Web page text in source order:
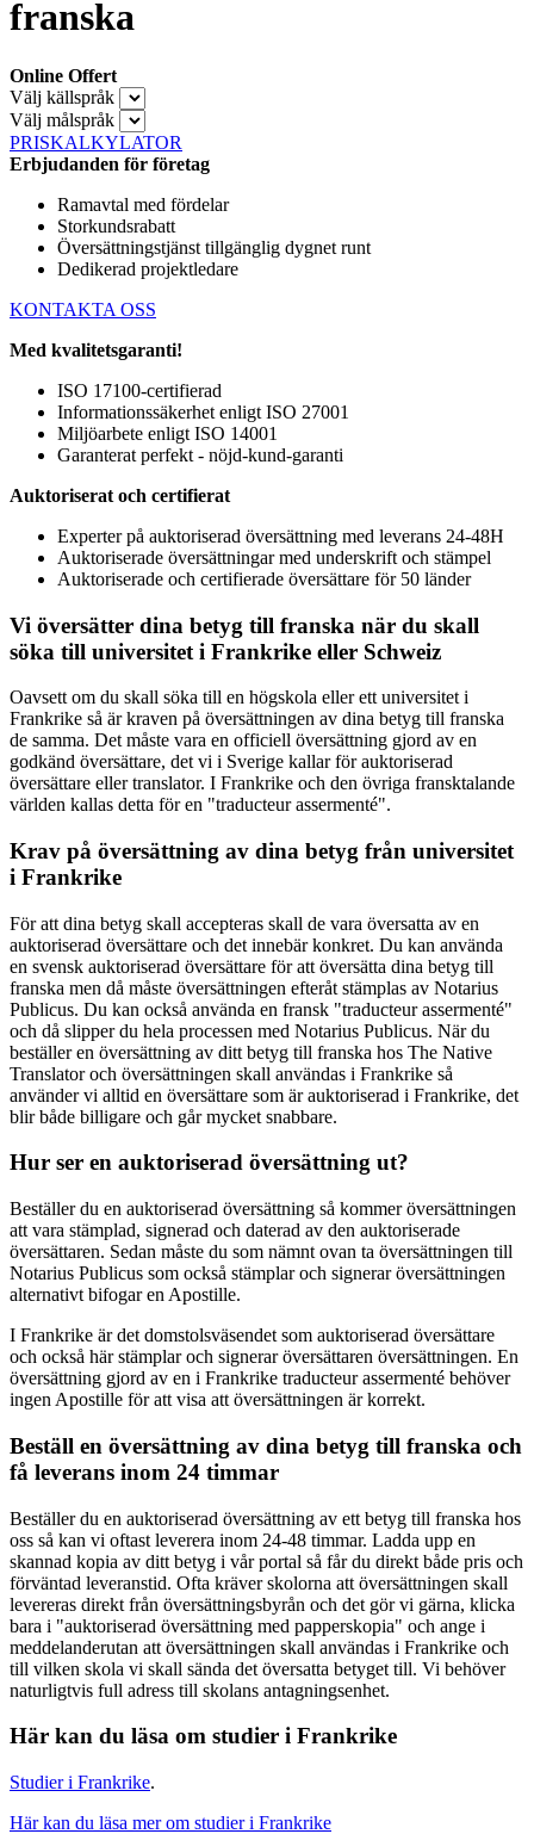
franska
Online Offert
Välj källspråk
Välj målspråk
PRISKALKYLATOR
Erbjudanden för företag
Ramavtal med fördelar
Storkundsrabatt
Översättningstjänst tillgänglig dygnet runt
Dedikerad projektledare
KONTAKTA OSS
Med kvalitetsgaranti!
ISO 17100-certifierad
Informationssäkerhet enligt ISO 27001
Miljöarbete enligt ISO 14001
Garanterat perfekt - nöjd-kund-garanti
Auktoriserat och certifierat
Experter på auktoriserad översättning med leverans 24-48H
Auktoriserade översättningar med underskrift och stämpel
Auktoriserade och certifierade översättare för 50 länder
Vi översätter dina betyg till franska när du skall
söka till universitet i Frankrike eller Schweiz
Oavsett om du skall söka till en högskola eller ett universitet i
Frankrike så är kraven på översättningen av dina betyg till franska
de samma. Det måste vara en officiell översättning gjord av en
godkänd översättare, det vi i Sverige kallar för auktoriserad
översättare eller translator. I Frankrike och den övriga fransktalande
världen kallas detta för en "traducteur assermenté".
Krav på översättning av dina betyg från universitet
i Frankrike
För att dina betyg skall accepteras skall de vara översatta av en
auktoriserad översättare och det innebär konkret. Du kan använda
en svensk auktoriserad översättare för att översätta dina betyg till
franska men då måste översättningen efteråt stämplas av Notarius
Publicus. Du kan också använda en fransk "traducteur assermenté"
och då slipper du hela processen med Notarius Publicus. När du
beställer en översättning av ditt betyg till franska hos The Native
Translator och översättningen skall användas i Frankrike så
använder vi alltid en översättare som är auktoriserad i Frankrike, det
blir både billigare och går mycket snabbare.
Hur ser en auktoriserad översättning ut?
Beställer du en auktoriserad översättning så kommer översättningen
att vara stämplad, signerad och daterad av den auktoriserade
översättaren. Sedan måste du som nämnt ovan ta översättningen till
Notarius Publicus som också stämplar och signerar översättningen
alternativt bifogar en Apostille.
I Frankrike är det domstolsväsendet som auktoriserad översättare
och också här stämplar och signerar översättaren översättningen. En
översättning gjord av en i Frankrike traducteur assermenté behöver
ingen Apostille för att visa att översättningen är korrekt.
Beställ en översättning av dina betyg till franska och
få leverans inom 24 timmar
Beställer du en auktoriserad översättning av ett betyg till franska hos
oss så kan vi oftast leverera inom 24-48 timmar. Ladda upp en
skannad kopia av ditt betyg i vår portal så får du direkt både pris och
förväntad leveranstid. Ofta kräver skolorna att översättningen skall
levereras direkt från översättningsbyrån och det gör vi gärna, klicka
bara i "auktoriserad översättning med papperskopia" och ange i
meddelanderutan att översättningen skall användas i Frankrike och
till vilken skola vi skall sända det översatta betyget till. Vi behöver
naturligtvis full adress till skolans antagningsenhet.
Här kan du läsa om studier i Frankrike
Studier i Frankrike.
Här kan du läsa mer om studier i Frankrike